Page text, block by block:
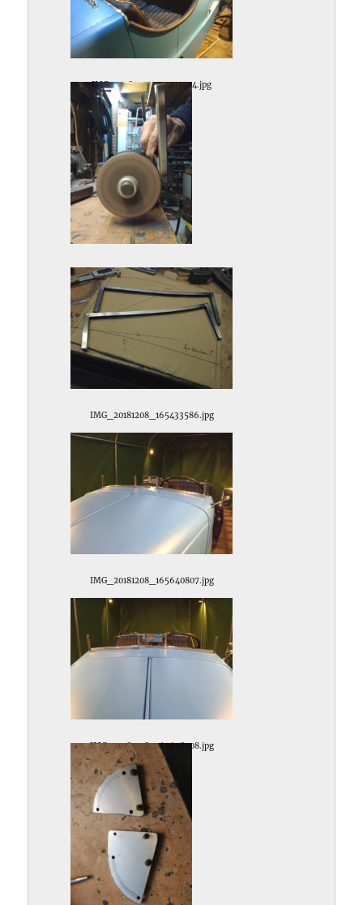
IMG_20181205_191413404.jpg
IMG_20181208_165433586.jpg
IMG_20181208_165640807.jpg
IMG_20181208_165658708.jpg